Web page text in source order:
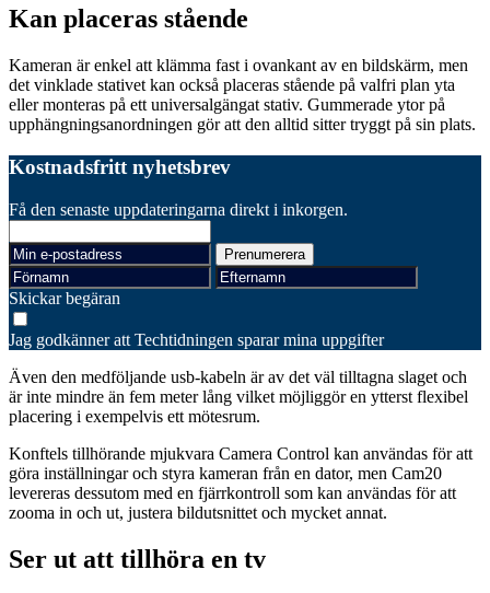
Kan placeras stående
Kameran är enkel att klämma fast i ovankant av en bildskärm, men
det vinklade stativet kan också placeras stående på valfri plan yta
eller monteras på ett universalgängat stativ. Gummerade ytor på
upphängningsanordningen gör att den alltid sitter tryggt på sin plats.
Kostnadsfritt nyhetsbrev
Få den senaste uppdateringarna direkt i inkorgen.
Skickar begäran
Jag godkänner att Techtidningen sparar mina uppgifter
Även den medföljande usb-kabeln är av det väl tilltagna slaget och
är inte mindre än fem meter lång vilket möjliggör en ytterst flexibel
placering i exempelvis ett mötesrum.
Konftels tillhörande mjukvara Camera Control kan användas för att
göra inställningar och styra kameran från en dator, men Cam20
levereras dessutom med en fjärrkontroll som kan användas för att
zooma in och ut, justera bildutsnittet och mycket annat.
Ser ut att tillhöra en tv